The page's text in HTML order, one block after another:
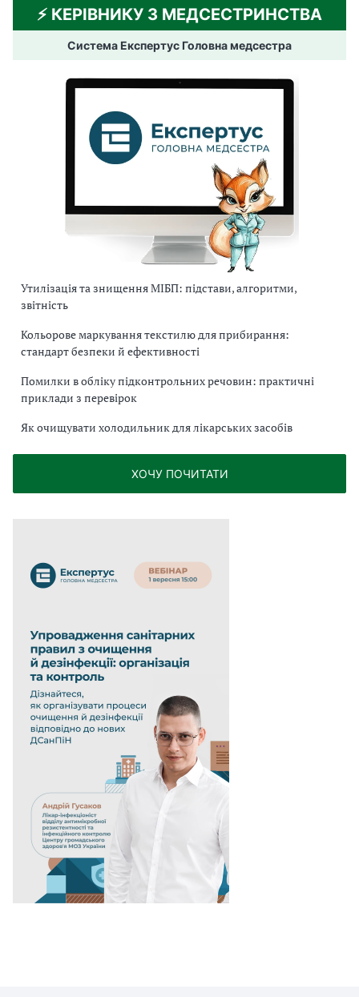
⚡️ КЕРІВНИКУ З МЕДСЕСТРИНСТВА
Система Експертус Головна медсестра
Утилізація та знищення МІБП: підстави, алгоритми,
звітність
Кольорове маркування текстилю для прибирання:
стандарт безпеки й ефективності
Помилки в обліку підконтрольних речовин: практичні
приклади з перевірок
Як очищувати холодильник для лікарських засобів
ХОЧУ ПОЧИТАТИ